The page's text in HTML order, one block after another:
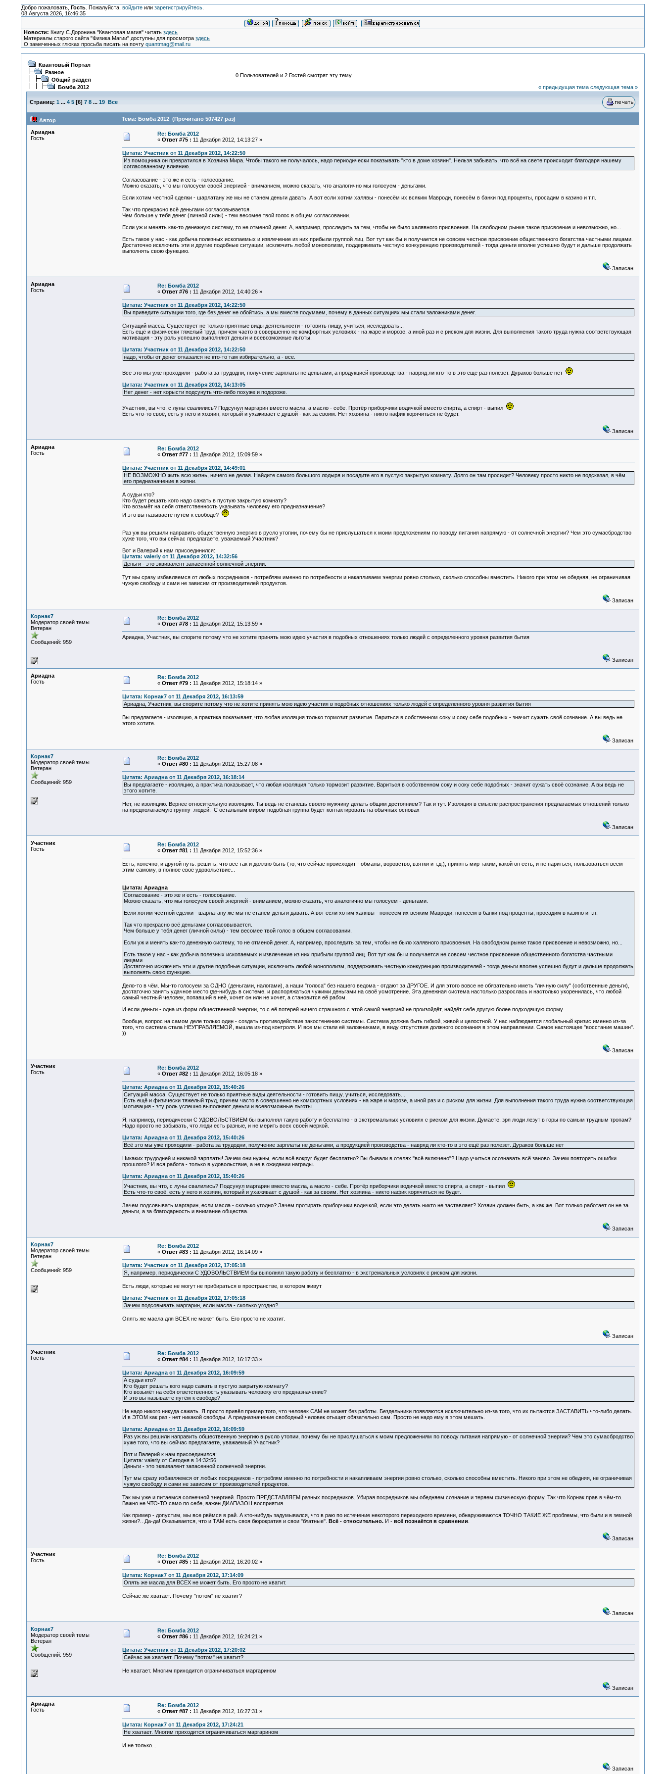
Добро пожаловать, Гость. Пожалуйста, войдитеили зарегистрируйтесь.
08 Августа 2026, 16:46:35
Новости: Книгу С.Доронина "Квантовая магия" читатьздесь
Материалы старого сайта "Физика Магии" доступны для просмотраздесь
О замеченных глюках просьба писать на почтуquantmag@mail.ru
Квантовый Портал
Разное
Общий раздел
Бомба 2012
0 Пользователей и 2 Гостей смотрят эту тему.
« предыдущая тема следующая тема »
Страниц: 1 ... 4 5[6] 7 8 ... 19 Все
Автор Тема: Бомба 2012 (Прочитано 507427 раз)
Ариадна
Гость
Re: Бомба 2012
« Ответ #75 : 11 Декабря 2012, 14:13:27 »
Цитата: Участник от 11 Декабря 2012, 14:22:50
Из помощника он превратился в Хозяина Мира. Чтобы такого не получалось, надо периодически показывать "кто в доме хозяин". Нельзя забывать, что всё на свете происходит благодаря нашему
согласованному влиянию.
Согласование - это же и есть - голосование.
Можно сказать, что мы голосуем своей энергией - вниманием, можно сказать, что аналогично мы голосуем - деньгами.
Если хотим честной сделки - шарлатану же мы не станем деньги давать. А вот если хотим халявы - понесём их всяким Мавроди, понесём в банки под проценты, просадим в казино и т.п.
Так что прекрасно всё деньгами согласовывается.
Чем больше у тебя денег (личной силы) - тем весомее твой голос в общем согласовании.
Если уж и менять как-то денежную систему, то не отменой денег. А, например, проследить за тем, чтобы не было халявного присвоения. На свободном рынке такое присвоение и невозможно, но...
Есть такое у нас - как добыча полезных ископаемых и извлечение из них прибыли группой лиц. Вот тут как бы и получается не совсем честное присвоение общественного богатства частными лицами.
Достаточно исключить эти и другие подобные ситуации, исключить любой монополизм, поддерживать честную конкуренцию производителей - тогда деньги вполне успешно будут и дальше продолжать
выполнять свою функцию.
Записан
Ариадна
Гость
Re: Бомба 2012
« Ответ #76 : 11 Декабря 2012, 14:40:26 »
Цитата: Участник от 11 Декабря 2012, 14:22:50
Вы приведите ситуации того, где без денег не обойтись, а мы вместе подумаем, почему в данных ситуациях мы стали заложниками денег.
Ситуаций масса. Существует не только приятные виды деятельности - готовить пищу, учиться, исследовать...
Есть ещё и физически тяжелый труд, причем часто в совершенно не комфортных условиях - на жаре и морозе, а иной раз и с риском для жизни. Для выполнения такого труда нужна соответствующая
мотивация - эту роль успешно выполняют деньги и всевозможные льготы.
Цитата: Участник от 11 Декабря 2012, 14:22:50
надо, чтобы от денег отказался не кто-то там избирательно, а - все.
Всё это мы уже проходили - работа за трудодни, получение зарплаты не деньгами, а продукцией производства - навряд ли кто-то в это ещё раз полезет. Дураков больше нет
Цитата: Участник от 11 Декабря 2012, 14:13:05
Нет денег - нет корысти подсунуть что-либо похуже и подороже.
Участник, вы что, с луны свалились? Подсунул маргарин вместо масла, а масло - себе. Протёр приборчики водичкой вместо спирта, а спирт - выпил
Есть что-то своё, есть у него и хозяин, который и ухаживает с душой - как за своим. Нет хозяина - никто нафик корячиться не будет.
Записан
Ариадна
Гость
Re: Бомба 2012
« Ответ #77 : 11 Декабря 2012, 15:09:59 »
Цитата: Участник от 11 Декабря 2012, 14:49:01
НЕ ВОЗМОЖНО жить всю жизнь, ничего не делая. Найдите самого большого лодыря и посадите его в пустую закрытую комнату. Долго он там просидит? Человеку просто никто не подсказал, в чём
его предназначение в жизни.
А судьи кто?
Кто будет решать кого надо сажать в пустую закрытую комнату?
Кто возьмёт на себя ответственность указывать человеку его предназначение?
И это вы называете путём к свободе?
Раз уж вы решили направить общественную энергию в русло утопии, почему бы не прислушаться к моим предложениям по поводу питания напрямую - от солнечной энергии? Чем это сумасбродство
хуже того, что вы сейчас предлагаете, уважаемый Участник?
Вот и Валерий к нам присоединился:
Цитата: valeriy от 11 Декабря 2012, 14:32:56
Деньги - это эквивалент запасенной солнечной энергии.
Тут мы сразу избавляемся от любых посредников - потреблям именно по потребности и накапливаем энергии ровно столько, сколько способны вместить. Никого при этом не обедняя, не ограничивая
чужую свободу и сами не зависим от производителей продуктов.
Записан
Корнак7
Модератор своей темы
Ветеран
Сообщений: 959
Re: Бомба 2012
« Ответ #78 : 11 Декабря 2012, 15:13:59 »
Ариадна, Участник, вы спорите потому что не хотите принять мою идею участия в подобных отношениях только людей с определенного уровня развития бытия
Записан
Ариадна
Гость
Re: Бомба 2012
« Ответ #79 : 11 Декабря 2012, 15:18:14 »
Цитата: Корнак7 от 11 Декабря 2012, 16:13:59
Ариадна, Участник, вы спорите потому что не хотите принять мою идею участия в подобных отношениях только людей с определенного уровня развития бытия
Вы предлагаете - изоляцию, а практика показывает, что любая изоляция только тормозит развитие. Вариться в собственном соку и соку себе подобных - значит сужать своё сознание. А вы ведь не
этого хотите.
Записан
Корнак7
Модератор своей темы
Ветеран
Сообщений: 959
Re: Бомба 2012
« Ответ #80 : 11 Декабря 2012, 15:27:08 »
Цитата: Ариадна от 11 Декабря 2012, 16:18:14
Вы предлагаете - изоляцию, а практика показывает, что любая изоляция только тормозит развитие. Вариться в собственном соку и соку себе подобных - значит сужать своё сознание. А вы ведь не
этого хотите.
Нет, не изоляцию. Вернее относительную изоляцию. Ты ведь не станешь своего мужчину делать общим достоянием? Так и тут. Изоляция в смысле распространения предлагаемых отношений только
на предполагаемую группу людей. С остальным миром подобная группа будет контактировать на обычных основах
Записан
Участник
Гость
Re: Бомба 2012
« Ответ #81 : 11 Декабря 2012, 15:52:36 »
Есть, конечно, и другой путь: решить, что всё так и должно быть (то, что сейчас происходит - обманы, воровство, взятки и т.д.), принять мир таким, какой он есть, и не париться, пользоваться всем
этим самому, в полное своё удовольствие...
Цитата: Ариадна
Согласование - это же и есть - голосование.
Можно сказать, что мы голосуем своей энергией - вниманием, можно сказать, что аналогично мы голосуем - деньгами.
Если хотим честной сделки - шарлатану же мы не станем деньги давать. А вот если хотим халявы - понесём их всяким Мавроди, понесём в банки под проценты, просадим в казино и т.п.
Так что прекрасно всё деньгами согласовывается.
Чем больше у тебя денег (личной силы) - тем весомее твой голос в общем согласовании.
Если уж и менять как-то денежную систему, то не отменой денег. А, например, проследить за тем, чтобы не было халявного присвоения. На свободном рынке такое присвоение и невозможно, но...
Есть такое у нас - как добыча полезных ископаемых и извлечение из них прибыли группой лиц. Вот тут как бы и получается не совсем честное присвоение общественного богатства частными
лицами.
Достаточно исключить эти и другие подобные ситуации, исключить любой монополизм, поддерживать честную конкуренцию производителей - тогда деньги вполне успешно будут и дальше продолжать
выполнять свою функцию.
Дело-то в чём. Мы-то голосуем за ОДНО (деньгами, налогами), а наши "голоса" без нашего ведома - отдают за ДРУГОЕ. И для этого вовсе не обязательно иметь "личную силу" (собственные деньги),
достаточно занять удачное место где-нибудь в системе, и распоряжаться чужими деньгами на своё усмотрение. Эта денежная система настолько разрослась и настолько укоренилась, что любой
самый честный человек, попавший в неё, хочет он или не хочет, а становится её рабом.
И если деньги - одна из форм общественной энергии, то с её потерей ничего страшного с этой самой энергией не произойдёт, найдёт себе другую более подходящую форму.
Вообще, вопрос на самом деле только один - создать противодействие закостенению системы. Система должна быть гибкой, живой и целостной. У нас наблюдается глобальный кризис именно из-за
того, что система стала НЕУПРАВЛЯЕМОЙ, вышла из-под контроля. И все мы стали её заложниками, в виду отсутствия должного осознания в этом направлении. Самое настоящее "восстание машин".
))
Записан
Участник
Гость
Re: Бомба 2012
« Ответ #82 : 11 Декабря 2012, 16:05:18 »
Цитата: Ариадна от 11 Декабря 2012, 15:40:26
Ситуаций масса. Существует не только приятные виды деятельности - готовить пищу, учиться, исследовать...
Есть ещё и физически тяжелый труд, причем часто в совершенно не комфортных условиях - на жаре и морозе, а иной раз и с риском для жизни. Для выполнения такого труда нужна соответствующая
мотивация - эту роль успешно выполняют деньги и всевозможные льготы.
Я, например, периодически С УДОВОЛЬСТВИЕМ бы выполнял такую работу и бесплатно - в экстремальных условиях с риском для жизни. Думаете, зря люди лезут в горы по самым трудным тропам?
Надо просто не забывать, что люди есть разные, и не мерить всех своей меркой.
Цитата: Ариадна от 11 Декабря 2012, 15:40:26
Всё это мы уже проходили - работа за трудодни, получение зарплаты не деньгами, а продукцией производства - навряд ли кто-то в это ещё раз полезет. Дураков больше нет
Никаких трудодней и никакой зарплаты! Зачем они нужны, если всё вокруг будет бесплатно? Вы бывали в отелях "всё включено"? Надо учиться осознавать всё заново. Зачем повторять ошибки
прошлого? И вся работа - только в удовольствие, а не в ожидании награды.
Цитата: Ариадна от 11 Декабря 2012, 15:40:26
Участник, вы что, с луны свалились? Подсунул маргарин вместо масла, а масло - себе. Протёр приборчики водичкой вместо спирта, а спирт - выпил
Есть что-то своё, есть у него и хозяин, который и ухаживает с душой - как за своим. Нет хозяина - никто нафик корячиться не будет.
Зачем подсовывать маргарин, если масла - сколько угодно? Зачем протирать приборчики водичкой, если это делать никто не заставляет? Хозяин должен быть, а как же. Вот только работает он не за
деньги, а за благодарность и внимание общества.
Записан
Корнак7
Модератор своей темы
Ветеран
Сообщений: 959
Re: Бомба 2012
« Ответ #83 : 11 Декабря 2012, 16:14:09 »
Цитата: Участник от 11 Декабря 2012, 17:05:18
Я, например, периодически С УДОВОЛЬСТВИЕМ бы выполнял такую работу и бесплатно - в экстремальных условиях с риском для жизни.
Есть люди, которые не могут не прибираться в пространстве, в котором живут
Цитата: Участник от 11 Декабря 2012, 17:05:18
Зачем подсовывать маргарин, если масла - сколько угодно?
Опять же масла для ВСЕХ не может быть. Его просто не хватит.
Записан
Участник
Гость
Re: Бомба 2012
« Ответ #84 : 11 Декабря 2012, 16:17:33 »
Цитата: Ариадна от 11 Декабря 2012, 16:09:59
А судьи кто?
Кто будет решать кого надо сажать в пустую закрытую комнату?
Кто возьмёт на себя ответственность указывать человеку его предназначение?
И это вы называете путём к свободе?
Не надо никого никуда сажать. Я просто привёл пример того, что человек САМ не может без работы. Бездельники появляются исключительно из-за того, что их пытаются ЗАСТАВИТЬ что-либо делать.
И в ЭТОМ как раз - нет никакой свободы. А предназначение свободный человек отыщет обязательно сам. Просто не надо ему в этом мешать.
Цитата: Ариадна от 11 Декабря 2012, 16:09:59
Раз уж вы решили направить общественную энергию в русло утопии, почему бы не прислушаться к моим предложениям по поводу питания напрямую - от солнечной энергии? Чем это сумасбродство
хуже того, что вы сейчас предлагаете, уважаемый Участник?
Вот и Валерий к нам присоединился:
Цитата: valeriy от Сегодня в 14:32:56
Деньги - это эквивалент запасенной солнечной энергии.
Тут мы сразу избавляемся от любых посредников - потреблям именно по потребности и накапливаем энергии ровно столько, сколько способны вместить. Никого при этом не обедняя, не ограничивая
чужую свободу и сами не зависим от производителей продуктов.
Так мы уже и питаемся солнечной энергией. Просто ПРЕДСТАВЛЯЕМ разных посредников. Убирая посредников мы обедняем сознание и теряем физическую форму. Так что Корнак прав в чём-то.
Важно не ЧТО-ТО само по себе, важен ДИАПАЗОН восприятия.
Как пример - допустим, мы все рвёмся в рай. А кто-нибудь задумывался, что в раю по истечение некоторого переходного времени, обнаруживаются ТОЧНО ТАКИЕ ЖЕ проблемы, что были и в земной
жизни?.. Да-да! Оказывается, что и ТАМ есть своя бюрократия и свои "блатные".
Всё - относительно.И - всё познаётся в сравнении
Записан
Участник
Гость
Re: Бомба 2012
« Ответ #85 : 11 Декабря 2012, 16:20:02 »
Цитата: Корнак7 от 11 Декабря 2012, 17:14:09
Опять же масла для ВСЕХ не может быть. Его просто не хватит.
Сейчас же хватает. Почему "потом" не хватит?
Записан
Корнак7
Модератор своей темы
Ветеран
Сообщений: 959
Re: Бомба 2012
« Ответ #86 : 11 Декабря 2012, 16:24:21 »
Цитата: Участник от 11 Декабря 2012, 17:20:02
Сейчас же хватает. Почему "потом" не хватит?
Не хватает. Многим приходится ограничиваться маргарином
Записан
Ариадна
Гость
Re: Бомба 2012
« Ответ #87 : 11 Декабря 2012, 16:27:31 »
Цитата: Корнак7 от 11 Декабря 2012, 17:24:21
Не хватает. Многим приходится ограничиваться маргарином
И не только...
Записан